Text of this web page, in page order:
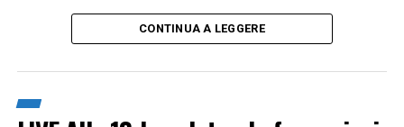
CONTINUA A LEGGERE